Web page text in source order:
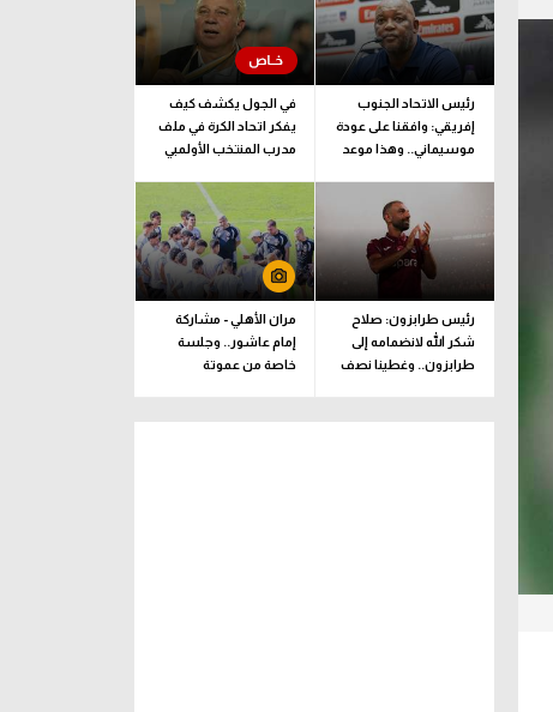
رئيس الاتحاد الجنوب
إفريقي: وافقنا على عودة
موسيماني.. وهذا موعد
في الجول يكشف كيف
يفكر اتحاد الكرة في ملف
مدرب المنتخب الأولمبي
رئيس طرابزون: صلاح
شكر الله لانضمامه إلى
طرابزون.. وغطينا نصف
مران الأهلي - مشاركة
إمام عاشور.. وجلسة
خاصة من عموتة